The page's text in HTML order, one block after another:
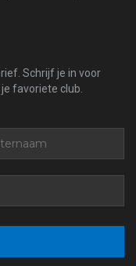
Schrijf je in voor
favoriete club.